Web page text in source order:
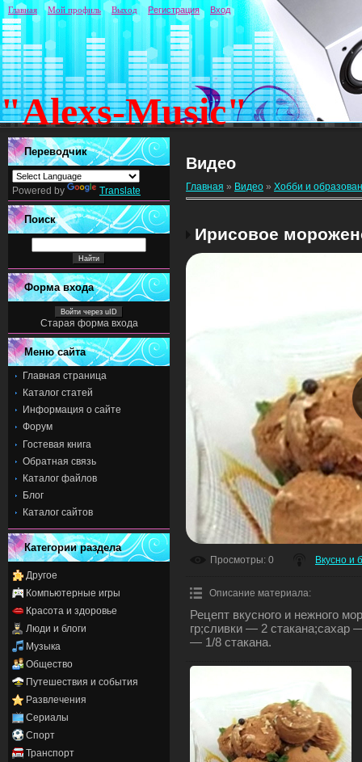
"Alexs-Music"
Главная Мой профиль Выход Регистрация Вход
Переводчик
Powered by Translate
Поиск
Форма входа
Войти через uID
Старая форма входа
Меню сайта
Главная страница
Каталог статей
Информация о сайте
Форум
Гостевая книга
Обратная связь
Каталог файлов
Блог
Каталог сайтов
Категории раздела
Другое
Компьютерные игры
Красота и здоровье
Люди и блоги
Музыка
Общество
Путешествия и события
Развлечения
Сериалы
Спорт
Транспорт
Видео
Главная » Видео » Хобби и
Ирисовое
Просмотры: 0 Вкусно и
Описание материала:
Рецепт вкусного и нежного
гр;сливки — 2 стакана;сахар
— 1/8 стакана.